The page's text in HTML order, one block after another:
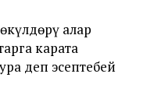
алар
карата
деп эсептебей